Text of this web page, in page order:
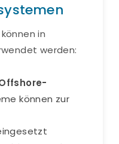
in
werden:
können zur